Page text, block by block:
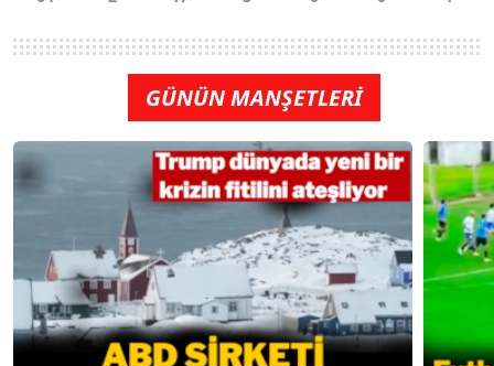
GÜNÜN MANŞETLERİ